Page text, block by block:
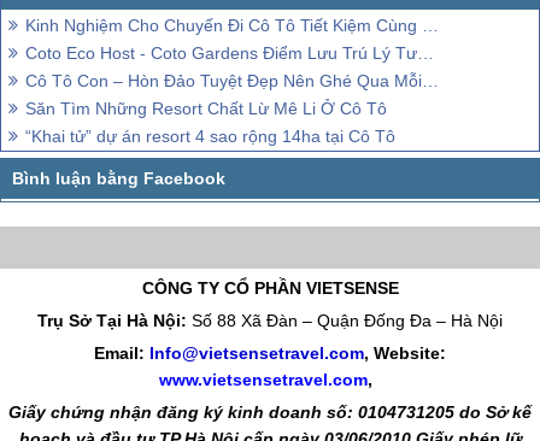
Kinh Nghiệm Cho Chuyến Đi Cô Tô Tiết Kiệm Cùng Lũ Bạn Ngày Hè
Coto Eco Host - Coto Gardens Điểm Lưu Trú Lý Tưởng Dành Cho Giới Trẻ
Cô Tô Con – Hòn Đảo Tuyệt Đẹp Nên Ghé Qua Mỗi Dịp Đến Cô Tô
Săn Tìm Những Resort Chất Lừ Mê Li Ở Cô Tô
“Khai tử” dự án resort 4 sao rộng 14ha tại Cô Tô
CÔNG TY CỔ PHẦN VIETSENSE
Trụ Sở Tại Hà Nội: Số 88 Xã Đàn – Quận Đống Đa – Hà Nội
Email: Info@vietsensetravel.com, Website:
www.vietsensetravel.com,
Giấy chứng nhận đăng ký kinh doanh số: 0104731205 do Sở kế